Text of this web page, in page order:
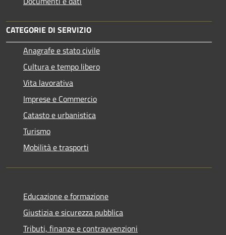
CATEGORIE DI SERVIZIO
Anagrafe e stato civile
Cultura e tempo libero
Vita lavorativa
Imprese e Commercio
Catasto e urbanistica
Turismo
Mobilità e trasporti
Educazione e formazione
Giustizia e sicurezza pubblica
Tributi, finanze e contravvenzioni